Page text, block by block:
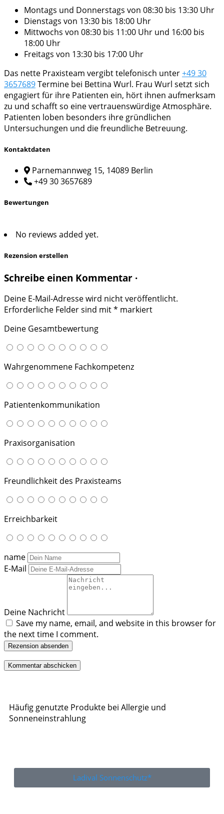
Montags und Donnerstags von 08:30 bis 13:30 Uhr
Dienstags von 13:30 bis 18:00 Uhr
Mittwochs von 08:30 bis 11:00 Uhr und 16:00 bis
18:00 Uhr
Freitags von 13:30 bis 17:00 Uhr
Das nette Praxisteam vergibt telefonisch unter+49 30
3657689Termine bei Bettina Wurl. Frau Wurl setzt sich
engagiert für ihre Patienten ein, hört ihnen aufmerksam
zu und schafft so eine vertrauenswürdige Atmosphäre.
Patienten loben besonders ihre gründlichen
Untersuchungen und die freundliche Betreuung.
Kontaktdaten
Parnemannweg 15, 14089 Berlin
+49 30 3657689
Bewertungen
No reviews added yet.
Rezension erstellen
Schreibe einen Kommentar ·
Deine E-Mail-Adresse wird nicht veröffentlicht.
Erforderliche Felder sind mit* markiert
Deine Gesamtbewertung
Wahrgenommene Fachkompetenz
Patientenkommunikation
Praxisorganisation
Freundlichkeit des Praxisteams
Erreichbarkeit
name
E-Mail
Deine Nachricht
Save my name, email, and website in this browser for
the next time I comment.
Rezension absenden
Häufig genutzte Produkte bei Allergie und
Sonneneinstrahlung
Ladival Sonnenschutz*